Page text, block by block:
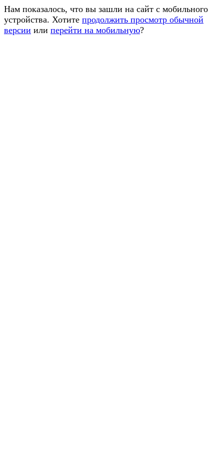
Нам показалось, что вы зашли на сайт с мобильного
устройства. Хотите продолжить просмотр обычной
версии или перейти на мобильную?